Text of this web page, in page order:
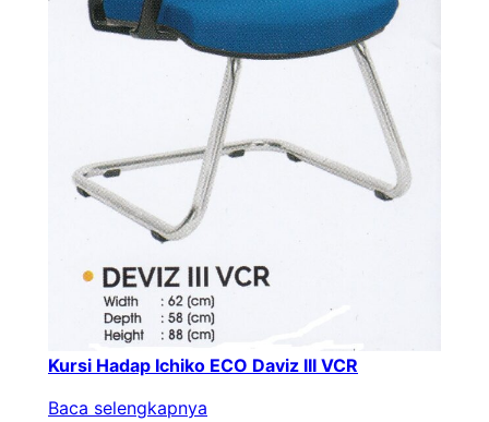
Kursi Hadap Ichiko ECO Daviz III VCR
Baca selengkapnya